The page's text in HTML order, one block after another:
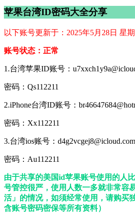
苹果台湾ID密码大全分享
以下账号更新于：2025年5月28日 星
账号状态：正常
1.台湾苹果ID账号：
密码：Qs112211
2.iPhone台湾ID账号：
密码：Xx112211
3.台湾ios账号：d4g2vcgej8@icloud.com
密码：Au112211
由于共享的美国id苹果账号使用的人
号管控很严，使用人数一多就非常容
活」的情况，如须经常使用，请购买
含账号密码密保等所有资料）